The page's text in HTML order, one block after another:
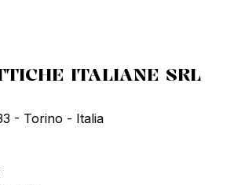
ITALIANE SRL
- Torino - Italia